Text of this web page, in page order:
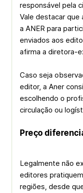
responsável pela
Vale destacar que
a ANER para
enviados aos
afirma a diretora-
Caso seja
editor, a Aner
escolhendo o
circulação ou
Preço
Legalmente não
editores
regiões, desde